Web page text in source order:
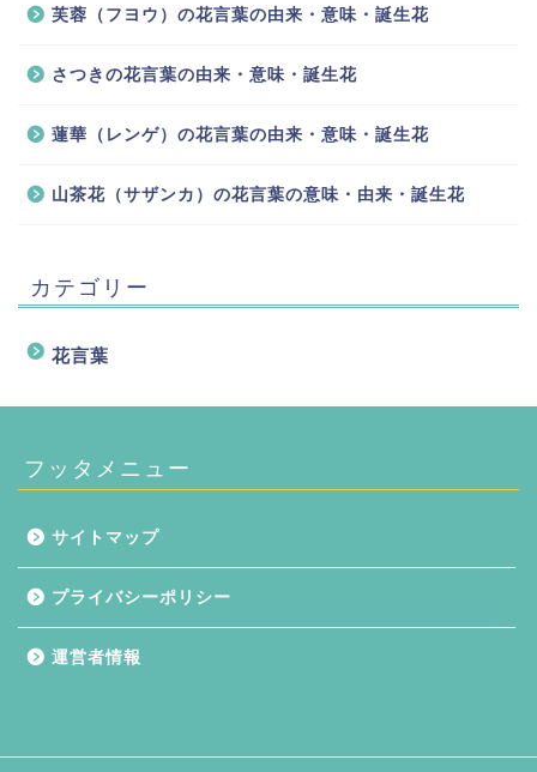
芙蓉（フヨウ）の花言葉の由来・意味・誕生花
さつきの花言葉の由来・意味・誕生花
蓮華（レンゲ）の花言葉の由来・意味・誕生花
山茶花（サザンカ）の花言葉の意味・由来・誕生花
カテゴリー
花言葉
フッタメニュー
サイトマップ
プライバシーポリシー
運営者情報